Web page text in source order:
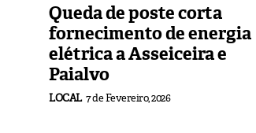
Queda de poste corta
fornecimento de energia
elétrica a Asseiceira e
Paialvo
LOCAL 7 de Fevereiro, 2026